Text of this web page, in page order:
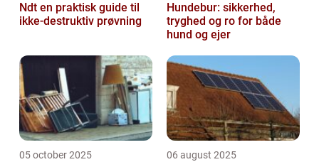
Ndt en praktisk guide til
ikke-destruktiv prøvning
Hundebur: sikkerhed,
tryghed og ro for både
hund og ejer
05 october 2025 06 august 2025